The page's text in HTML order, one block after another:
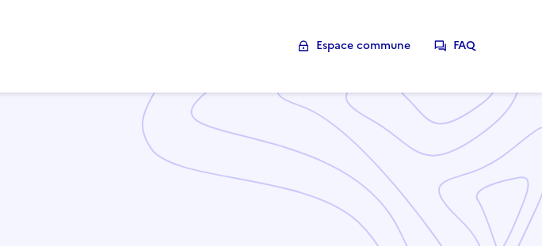
Espace commune FAQ